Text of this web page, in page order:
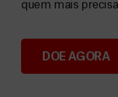
Angarie
quem mais
DOE AGORA